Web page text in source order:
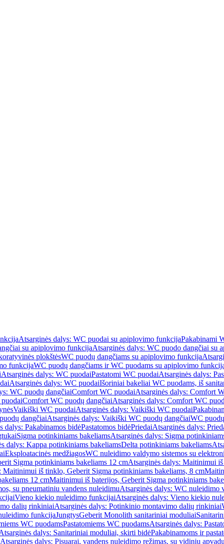
Atsarginės dalys: WC puodai su apiplovimo funkcijaPakabinami
su apiplovimo funkcijaAtsarginės dalys: WC puodo dangčiai su
plokštėsWC puodų dangčiams su apiplovimo funkcija
funkcijaWC puodų dangčiams ir WC puodams su apiplovimo
Atsarginės dalys: WC puodaiPastatomi WC puodaiAtsarginės dalys:
Atsarginės dalys: WC puodaiIšoriniai bakeliai WC puodams, iš
WC puodų dangčiaiComfort WC puodaiAtsarginės dalys: Comfort
Comfort WC puodų dangčiaiAtsarginės dalys: Comfort WC
Vaikiški WC puodaiAtsarginės dalys: Vaikiški WC puodai
dangčiaiAtsarginės dalys: Vaikiški WC puodų dangčiaiWC
dalys: Pakabinamos bidėPastatomos bidėPriedaiAtsarginės dalys:
Sigma potinkiniams bakeliamsAtsarginės dalys: Sigma
dalys: Kappa potinkiniams bakeliamsDelta potinkiniams bakeliams
Eksploatacinės medžiagosWC nuleidimo valdymo sistemos su
Sigma potinkiniams bakeliams 12 cmAtsarginės dalys: Maitinimui
Maitinimui iš tinklo, Geberit Sigma potinkiniams bakeliams, 8 cm
12 cmMaitinimui iš baterijos, Geberit Sigma potinkiniams
su pneumatiniu vandens nuleidimuAtsarginės dalys: WC nuleidimo
Vieno kiekio nuleidimo funkcijaiAtsarginės dalys: Vieno kiekio
dalių rinkiniaiAtsarginės dalys: Potinkinio montavimo dalių rinkiniai
funkcijaJungtysGeberit Monolith sanitariniai moduliai
WC puodamsPastatomiems WC puodamsAtsarginės dalys:
dalys: Sanitariniai moduliai, skirti bidėPakabinamoms ir
Atsarginės dalys: Pisuarai, vandens nuleidimo režimas, su vidiniu apvadu